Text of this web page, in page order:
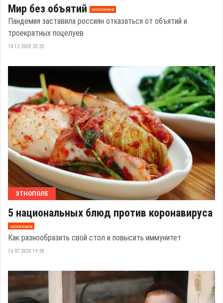
Мир без объятий эксклюзив
Пандемия заставила россиян отказаться от объятий и
троекратных поцелуев
14.12.2020 20:20
ЭТНОПОЛЕ
5 национальных блюд против коронавируса
эксклюзив
Как разнообразить свой стол и повысить иммунитет
16.07.2020 19:38